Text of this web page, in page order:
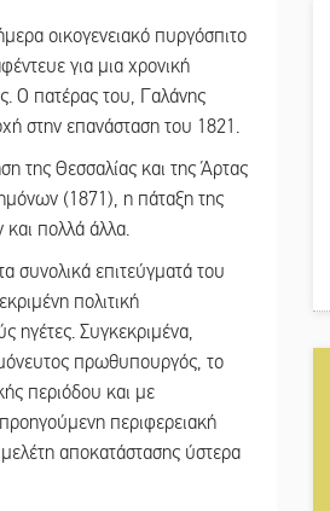
οικογενειακό πυργόσπιτο
για μια χρονική
Ο πατέρας του, Γαλάνης
στην επανάσταση του 1821.
της Θεσσαλίας και της Άρτας
(1871), η πάταξη της
πολλά άλλα.
συνολικά επιτεύγματά του
πολιτική
ηγέτες. Συγκεκριμένα,
πρωθυπουργός, το
περιόδου και με
περιφερειακή
αποκατάστασης ύστερα